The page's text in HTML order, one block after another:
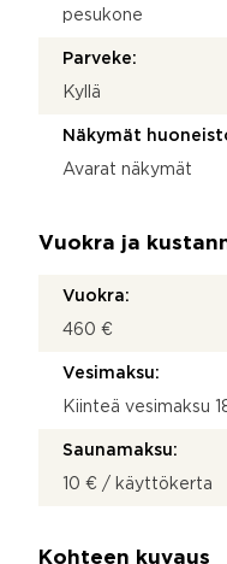
pesukone
Parveke:
Kyllä
Näkymät
Avarat näkymät
Vuokra ja
Vuokra:
460 €
Vesimaksu:
Kiinteä vesimaksu
Saunamaksu:
10 € / käyttökerta
Kohteen kuvaus